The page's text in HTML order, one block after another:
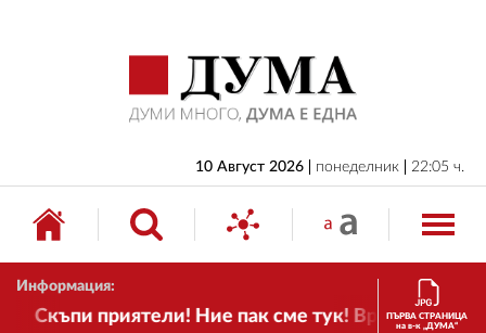
10 Август 2026 понеделник 22:05 ч.
Информация:
Скъпи приятели! Ние пак сме тук! Времето се
ПЪРВА СТРАНИЦА
на в-к „ДУМА“
БЪЛГАРИЯ
ИКОНОМИКА
ИЗБОРИ
СВЯТ